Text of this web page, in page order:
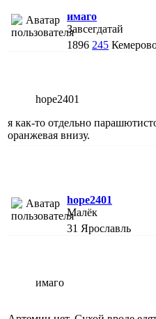
имаго
Завсегдатай
1896 245
hope2401
я как-то отдельно
оранжевая внизу.
hope2401
Малёк
31 Ярославль
имаго